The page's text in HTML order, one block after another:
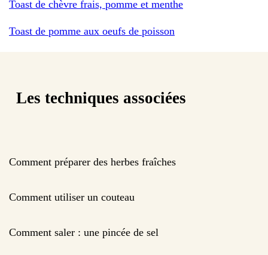
Toast de chèvre frais, pomme et menthe
Toast de pomme aux oeufs de poisson
Les techniques associées
Comment préparer des herbes fraîches
Comment utiliser un couteau
Comment saler : une pincée de sel